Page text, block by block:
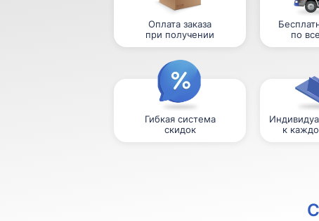
Оплата заказа
при получении
по
Гибкая система
скидок
к